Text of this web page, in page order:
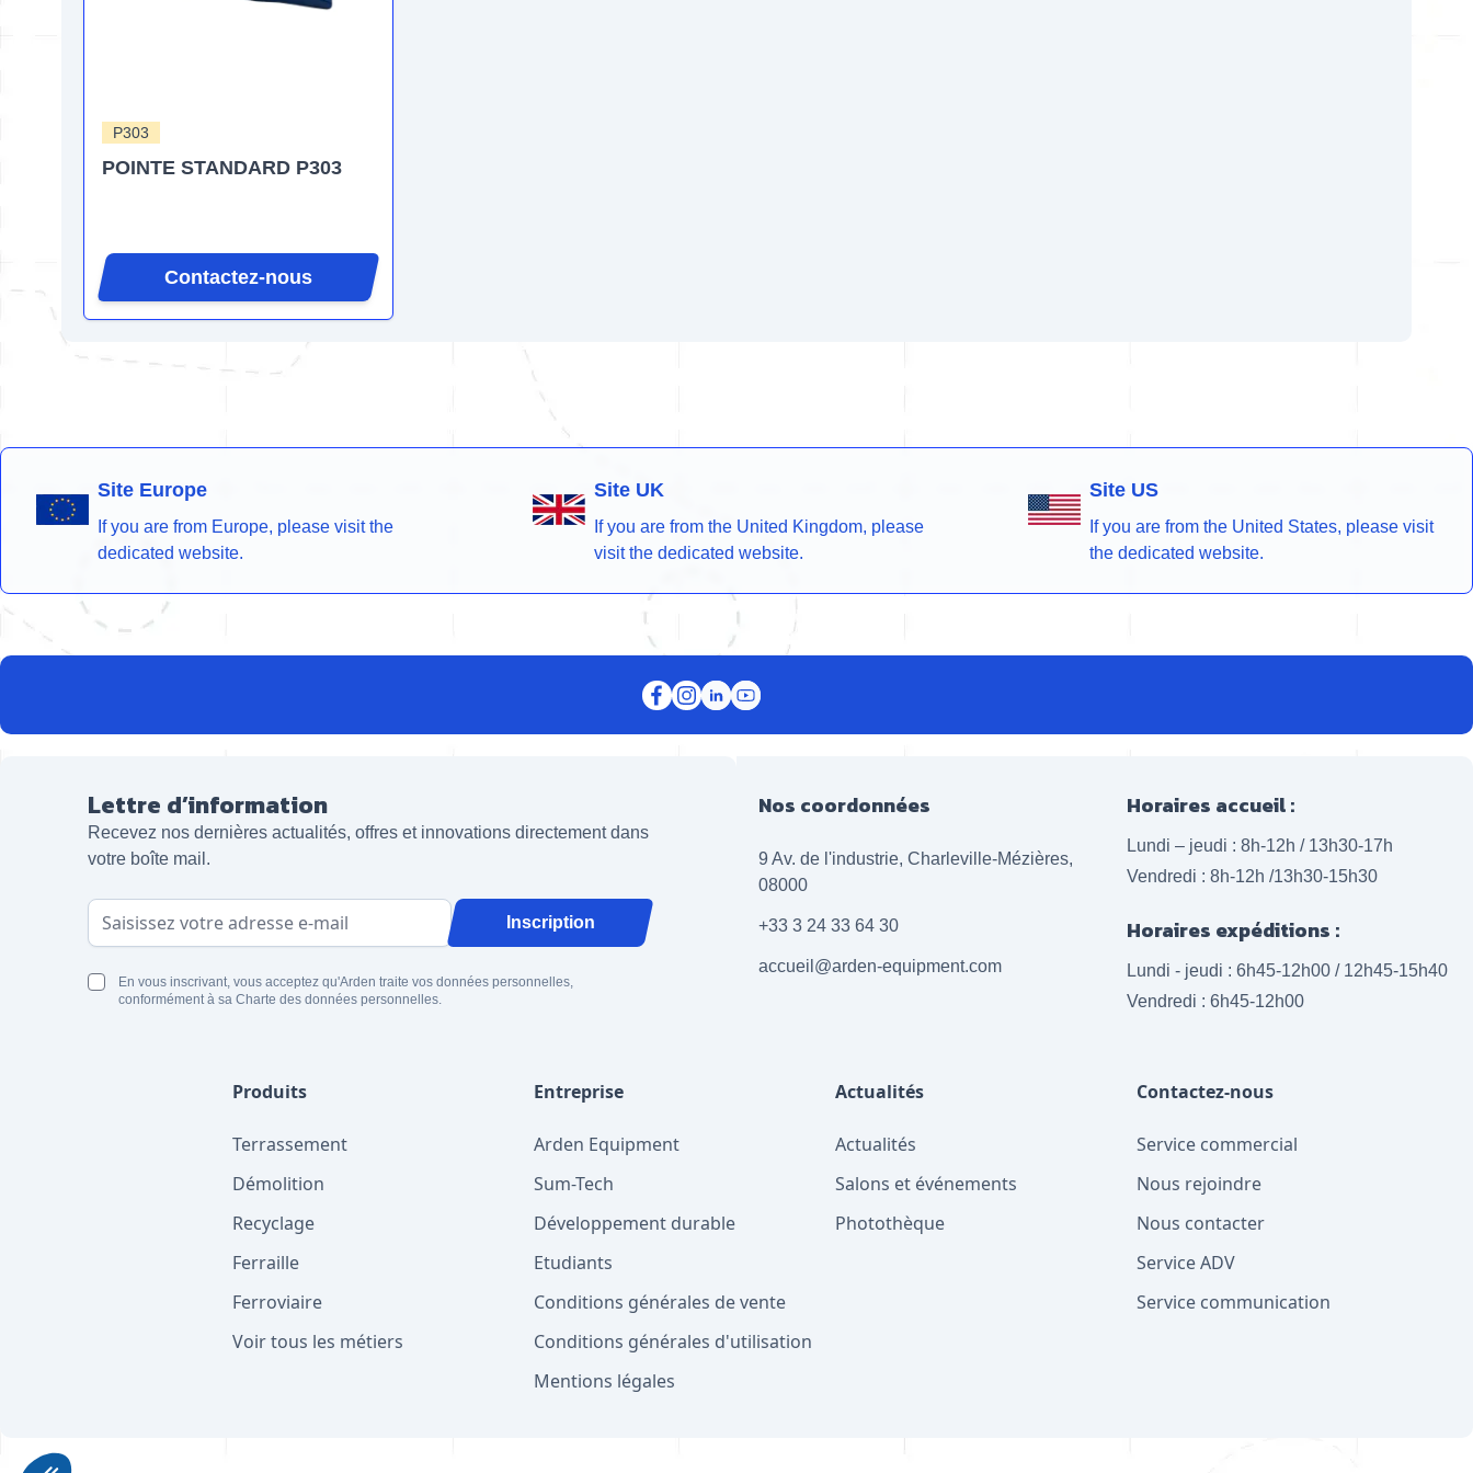
P303
POINTE STANDARD P303
Contactez-nous
Site Europe
If you are from Europe, please visit the
dedicated website.
Site UK
If you are from the United Kingdom, please
visit the dedicated website.
Site US
If you are from the United States, please visit
the dedicated website.
Lettre d’information
Recevez nos dernières actualités, offres et innovations directement dans
votre boîte mail.
Adresse email Inscription
En vous inscrivant, vous acceptez qu'Arden traite vos données personnelles,
conformément à sa Charte des données personnelles.
Nos coordonnées
9 Av. de l'industrie, Charleville-Mézières,
08000
+33 3 24 33 64 30
accueil@arden-equipment.com
Horaires accueil :
Lundi – jeudi : 8h-12h / 13h30-17h
Vendredi : 8h-12h /13h30-15h30
Horaires expéditions :
Lundi - jeudi : 6h45-12h00 / 12h45-15h40
Vendredi : 6h45-12h00
Produits
Terrassement
Démolition
Recyclage
Ferraille
Ferroviaire
Voir tous les métiers
Entreprise
Arden Equipment
Sum-Tech
Développement durable
Etudiants
Conditions générales de vente
Conditions générales d'utilisation
Mentions légales
Actualités
Actualités
Salons et événements
Photothèque
Contactez-nous
Service commercial
Nous rejoindre
Nous contacter
Service ADV
Service communication